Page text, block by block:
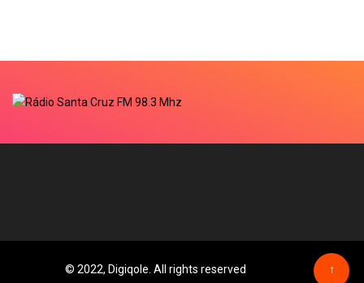
© 2022, Digiqole. All rights reserved ↑